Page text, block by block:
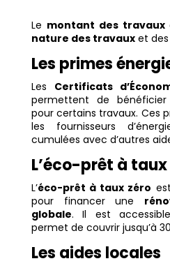
Le montant des travaux
nature des travauxet des
Les primes
Les Certificats
permettent de
pour certains travaux. Ces
les fournisseurs
cumulées avec d’autres
L’éco-prêt à
L’éco-prêt à taux zéro
pour financer une
globale. Il est
permet de couvrir jusqu’à
Les aides locales